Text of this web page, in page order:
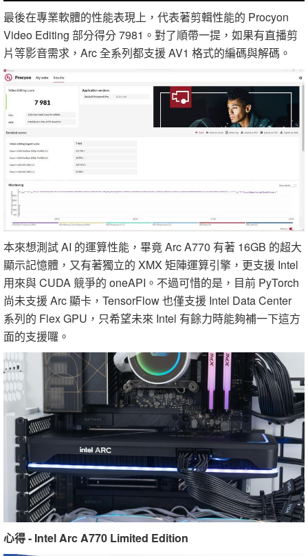
最後在專業軟體的性能表現上，代表著剪輯性能的 Procyon
Video Editing 部分得分 7981。對了順帶一提，如果有直播剪
片等影音需求，Arc 全系列都支援 AV1 格式的編碼與解碼。
本來想測試 AI 的運算性能，畢竟 Arc A770 有著 16GB 的超大
顯示記憶體，又有著獨立的 XMX 矩陣運算引擎，更支援 Intel
用來與 CUDA 競爭的 oneAPI。不過可惜的是，目前 PyTorch
尚未支援 Arc 顯卡，TensorFlow 也僅支援 Intel Data Center
系列的 Flex GPU，只希望未來 Intel 有餘力時能夠補一下這方
面的支援囉。
心得 - Intel Arc A770 Limited Edition